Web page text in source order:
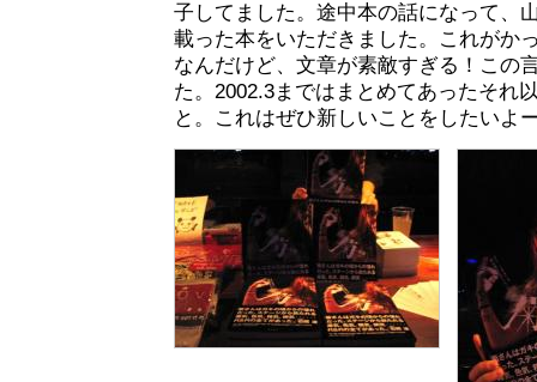
子してました。途中本の話になって、
載った本をいただきました。これがか
なんだけど、文章が素敵すぎる！この
た。2002.3まではまとめてあったそれ
と。これはぜひ新しいことをしたいよ